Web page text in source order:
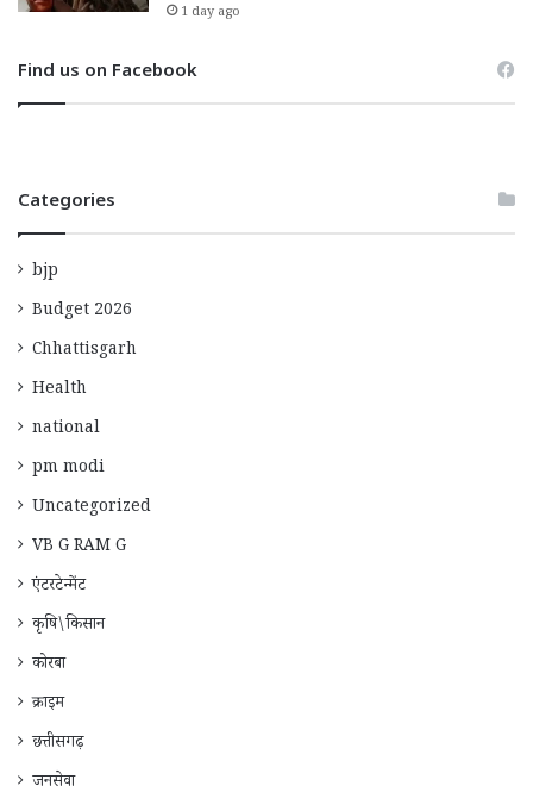
1 day ago
Find us on Facebook
Categories
bjp
Budget 2026
Chhattisgarh
Health
national
pm modi
Uncategorized
VB G RAM G
एंटरटेन्मेंट
कृषि\किसान
कोरबा
क्राइम
छत्तीसगढ़
जनसेवा